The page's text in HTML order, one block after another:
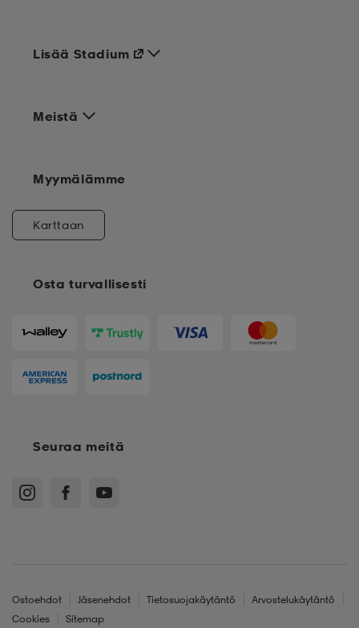
Meistä
Osta turvallisesti
Lisää Stadium
Myymälämme
Karttaan
Seuraa meitä
Ostoehdot Jäsenehdot Tietosuojakäytäntö
Arvostelukäytäntö
Cookies
Sitemap